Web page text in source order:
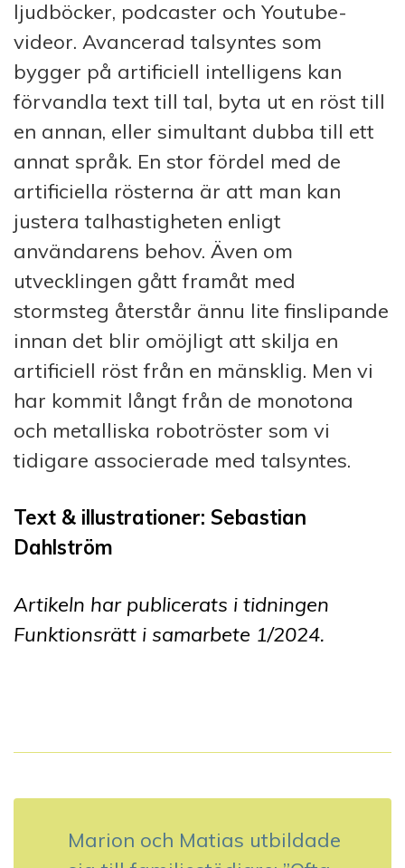
ljudböcker, podcaster och Youtube-
videor. Avancerad talsyntes som
bygger på artificiell intelligens kan
förvandla text till tal, byta ut en röst till
en annan, eller simultant dubba till ett
annat språk. En stor fördel med de
artificiella rösterna är att man kan
justera talhastigheten enligt
användarens behov. Även om
utvecklingen gått framåt med
stormsteg återstår ännu lite finslipande
innan det blir omöjligt att skilja en
artificiell röst från en mänsklig. Men vi
har kommit långt från de monotona
och metalliska robotröster som vi
tidigare associerade med talsyntes.
Text & illustrationer: Sebastian
Dahlström
Artikeln har publicerats i tidningen
Funktionsrätt i samarbete 1/2024.
n
Marion och Matias utbildade